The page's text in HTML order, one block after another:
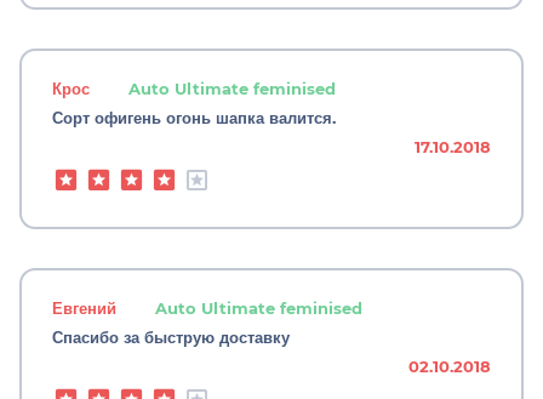
Крос
Auto Ultimate feminised
Сорт офигень огонь шапка валится.
17.10.2018
Евгений
Auto Ultimate feminised
Спасибо за быструю доставку
02.10.2018